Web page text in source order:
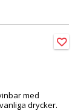
med
drycker.